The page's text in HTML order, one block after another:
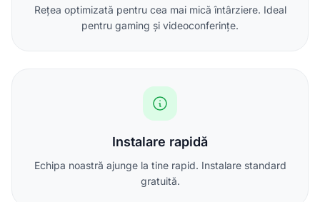
Rețea optimizată pentru cea mai mică întârziere. Ideal
pentru gaming și videoconferințe.
Instalare rapidă
Echipa noastră ajunge la tine rapid. Instalare standard
gratuită.